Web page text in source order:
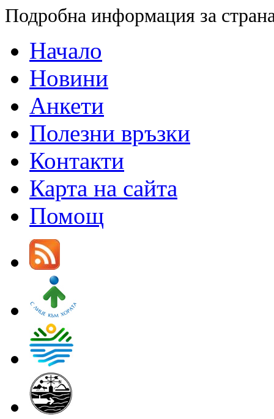
Подробна информация за
Начало
Новини
Анкети
Полезни връзки
Контакти
Карта на сайта
Помощ